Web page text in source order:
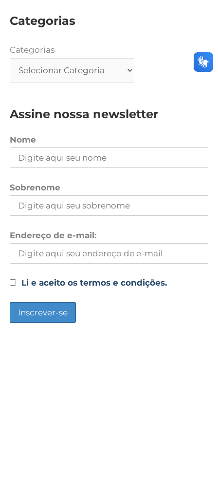
Categorias
Categorias
Assine nossa newsletter
Nome
Sobrenome
Endereço de e-mail:
Li e aceito os termos e condições.